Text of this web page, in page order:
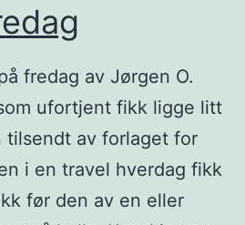
fredag av Jørgen O.
ufortjent fikk ligge litt
tilsendt av forlaget for
i en travel hverdag fikk
før den av en eller